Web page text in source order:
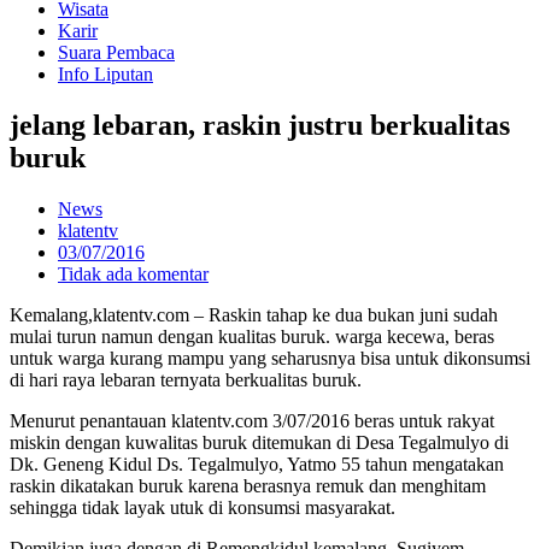
Wisata
Karir
Suara Pembaca
Info Liputan
jelang lebaran, raskin justru berkualitas
buruk
News
klatentv
03/07/2016
Tidak ada komentar
Kemalang,klatentv.com – Raskin tahap ke dua bukan juni sudah
mulai turun namun dengan kualitas buruk. warga kecewa, beras
untuk warga kurang mampu yang seharusnya bisa untuk dikonsumsi
di hari raya lebaran ternyata berkualitas buruk.
Menurut penantauan klatentv.com 3/07/2016 beras untuk rakyat
miskin dengan kuwalitas buruk ditemukan di Desa Tegalmulyo di
Dk. Geneng Kidul Ds. Tegalmulyo, Yatmo 55 tahun mengatakan
raskin dikatakan buruk karena berasnya remuk dan menghitam
sehingga tidak layak utuk di konsumsi masyarakat.